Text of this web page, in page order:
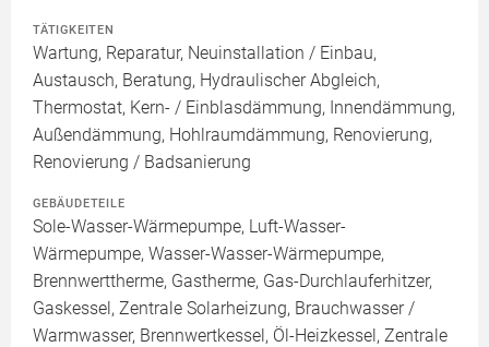
TÄTIGKEITEN
Wartung, Reparatur, Neuinstallation / Einbau,
Austausch, Beratung, Hydraulischer Abgleich,
Thermostat, Kern- / Einblasdämmung, Innendämmung,
Außendämmung, Hohlraumdämmung, Renovierung,
Renovierung / Badsanierung
GEBÄUDETEILE
Sole-Wasser-Wärmepumpe, Luft-Wasser-
Wärmepumpe, Wasser-Wasser-Wärmepumpe,
Brennwerttherme, Gastherme, Gas-Durchlauferhitzer,
Gaskessel, Zentrale Solarheizung, Brauchwasser /
Warmwasser, Brennwertkessel, Öl-Heizkessel, Zentrale